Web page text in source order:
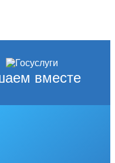
вместе